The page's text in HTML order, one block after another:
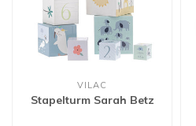
VILAC
Stapelturm Sarah Betz